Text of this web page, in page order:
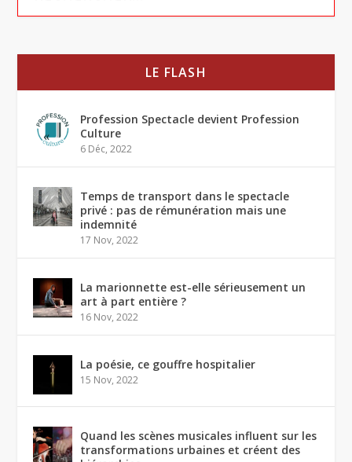
LE FLASH
Profession Spectacle devient Profession
Culture
6 Déc, 2022
Temps de transport dans le spectacle
privé : pas de rémunération mais une
indemnité
17 Nov, 2022
La marionnette est-elle sérieusement un
art à part entière ?
16 Nov, 2022
La poésie, ce gouffre hospitalier
15 Nov, 2022
Quand les scènes musicales influent sur les
transformations urbaines et créent des